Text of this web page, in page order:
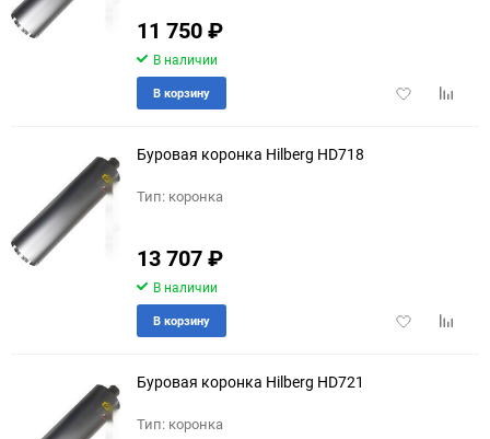
11 750₽
В наличии
Добавить
В корзину
Буровая коронка Hilberg HD718
Тип: коронка
13 707₽
В наличии
Добавить
В корзину
Буровая коронка Hilberg HD721
Тип: коронка